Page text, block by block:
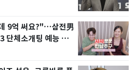
9억 써요?"…삼전男
단체소개팅 예능 화